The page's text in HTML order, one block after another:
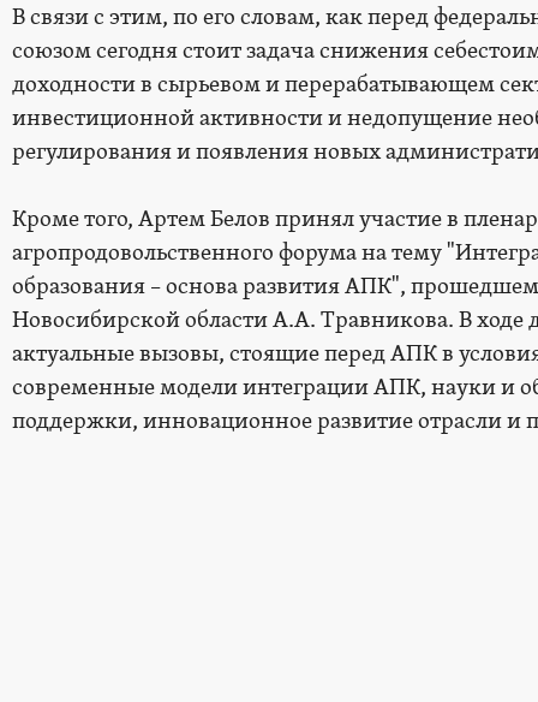
В связи с этим, по его словам, как перед
союзом сегодня стоит задача снижения
доходности в сырьевом и перерабатывающем
инвестиционной активности и недопущение
регулирования и появления новых
Кроме того, Артем Белов принял участие в
агропродовольственного форума на тему
образования – основа развития АПК",
Новосибирской области А.А. Травникова. В ходе
актуальные вызовы, стоящие перед АПК в
современные модели интеграции АПК, науки и
поддержки, инновационное развитие отрасли и